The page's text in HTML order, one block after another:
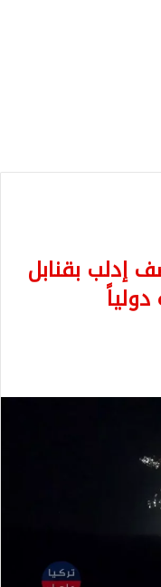
إدلب بقنابل